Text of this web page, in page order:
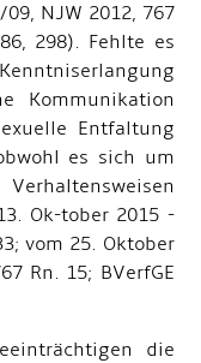
NJW 2012, 767
298). Fehlte es
Kommunikation
Entfaltung
es sich um
Ok-tober 2015 -
vom 25. Oktober
Rn. 15; BVerfGE
die